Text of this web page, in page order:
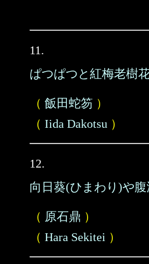
11.
ぱつぱつと紅梅老樹
（ 飯田蛇笏 ）
（ Iida Dakotsu ）
12.
向日葵(ひまわり)や
（ 原石鼎 ）
（ Hara Sekitei ）